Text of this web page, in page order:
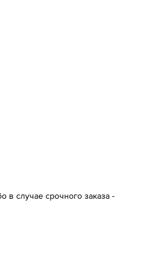
в случае срочного заказа -